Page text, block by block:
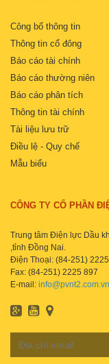
Công bố thông tin
Thông tin cổ đông
Báo cáo tài chính
Báo cáo thường niên
Báo cáo phân tích
Thông tin tài chính
Tài liệu lưu trữ
Điều lệ - Quy chế
Mẫu biểu
CÔNG TY CỔ PHẦN
Trung tâm Điện lực Dầu
,tỉnh Đồng Nai.
Điện Thoại: (84-251)
Fax: (84-251) 2225 897
E-mail: info@pvnt2.com.vn